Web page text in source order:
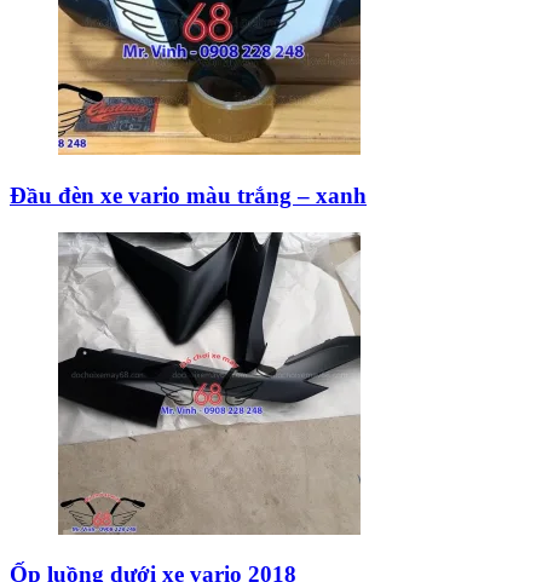
Đầu đèn xe vario màu trắng – xanh
Ốp luồng dưới xe vario 2018